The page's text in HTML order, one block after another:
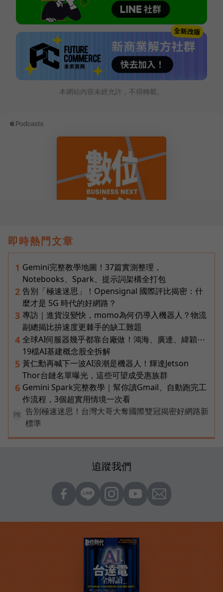
本網站內容未經允許，不得轉載。
即時熱門文章
1 Gemini完整教學地圖！37篇實測整理，
Notebooks、Spark、提示詞架構全打包
2 告別「極速迷思」！Opensignal 國際評比揭密：什
麼才是 5G 時代的好網路？
3 專訪｜進貨沒變快，momo為何仍導入機器人？物流
副總揭比拚速度更棘手的缺工難題
4 全球AI伺服器幾乎都靠台廠做！鴻海、廣達、緯穎⋯
19檔AI基建概念股全拆解
5 黃仁勳再喊下一波AI浪潮是機器人！輝達Jetson
Thor台鏈名單曝光，這些可望成受惠族群
6 Gemini Spark完整教學｜幫你讀Gmail、自動跑完工
作流程，3個超實用情境一次看
PR
告別極速迷思！台灣大哥大奪國際雙冠揭密好網路新
標準
追蹤我們